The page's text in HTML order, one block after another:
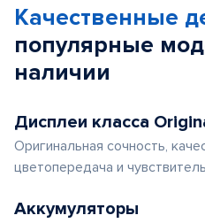
Качественные
популярные
наличии
Дисплеи класса
Оригинальная сочность,
цветопередача и
Аккумуляторы